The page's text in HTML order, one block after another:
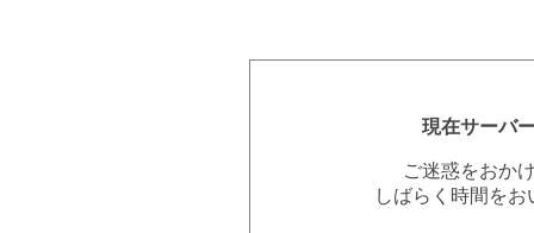
現在サーバ
ご迷惑をおか
しばらく時間を